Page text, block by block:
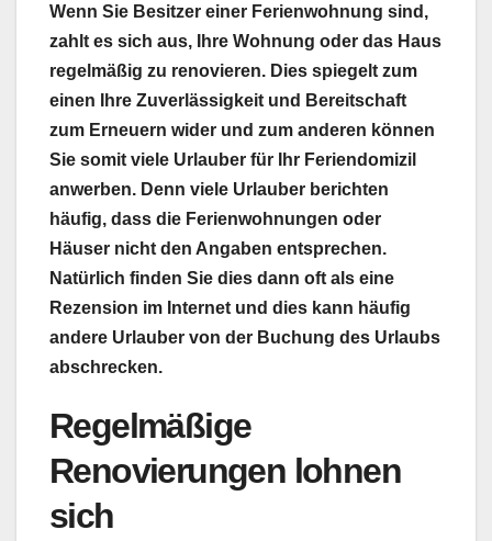
Wenn Sie Besitzer einer Ferienwohnung sind,
zahlt es sich aus, Ihre Wohnung oder das Haus
regelmäßig zu renovieren. Dies spiegelt zum
einen Ihre Zuverlässigkeit und Bereitschaft
zum Erneuern wider und zum anderen können
Sie somit viele Urlauber für Ihr Feriendomizil
anwerben. Denn viele Urlauber berichten
häufig, dass die Ferienwohnungen oder
Häuser nicht den Angaben entsprechen.
Natürlich finden Sie dies dann oft als eine
Rezension im Internet und dies kann häufig
andere Urlauber von der Buchung des Urlaubs
abschrecken.
Regelmäßige
Renovierungen lohnen
sich